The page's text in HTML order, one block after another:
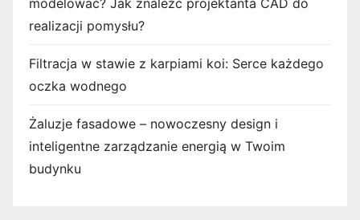
modelować? Jak znaleźć projektanta CAD do
realizacji pomysłu?
Filtracja w stawie z karpiami koi: Serce każdego
oczka wodnego
Żaluzje fasadowe – nowoczesny design i
inteligentne zarządzanie energią w Twoim
budynku